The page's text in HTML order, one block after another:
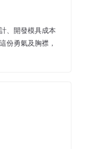
、開發模具成本
份勇氣及胸襟，